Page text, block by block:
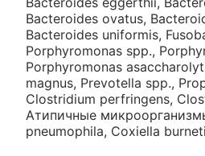
Bacteroides ovatus,
Bacteroides uniformis,
Porphyromonas spp.,
Porphyromonas
magnus, Prevotella spp.,
Clostridium perfringens,
Атипичные
pneumophila, Coxiella